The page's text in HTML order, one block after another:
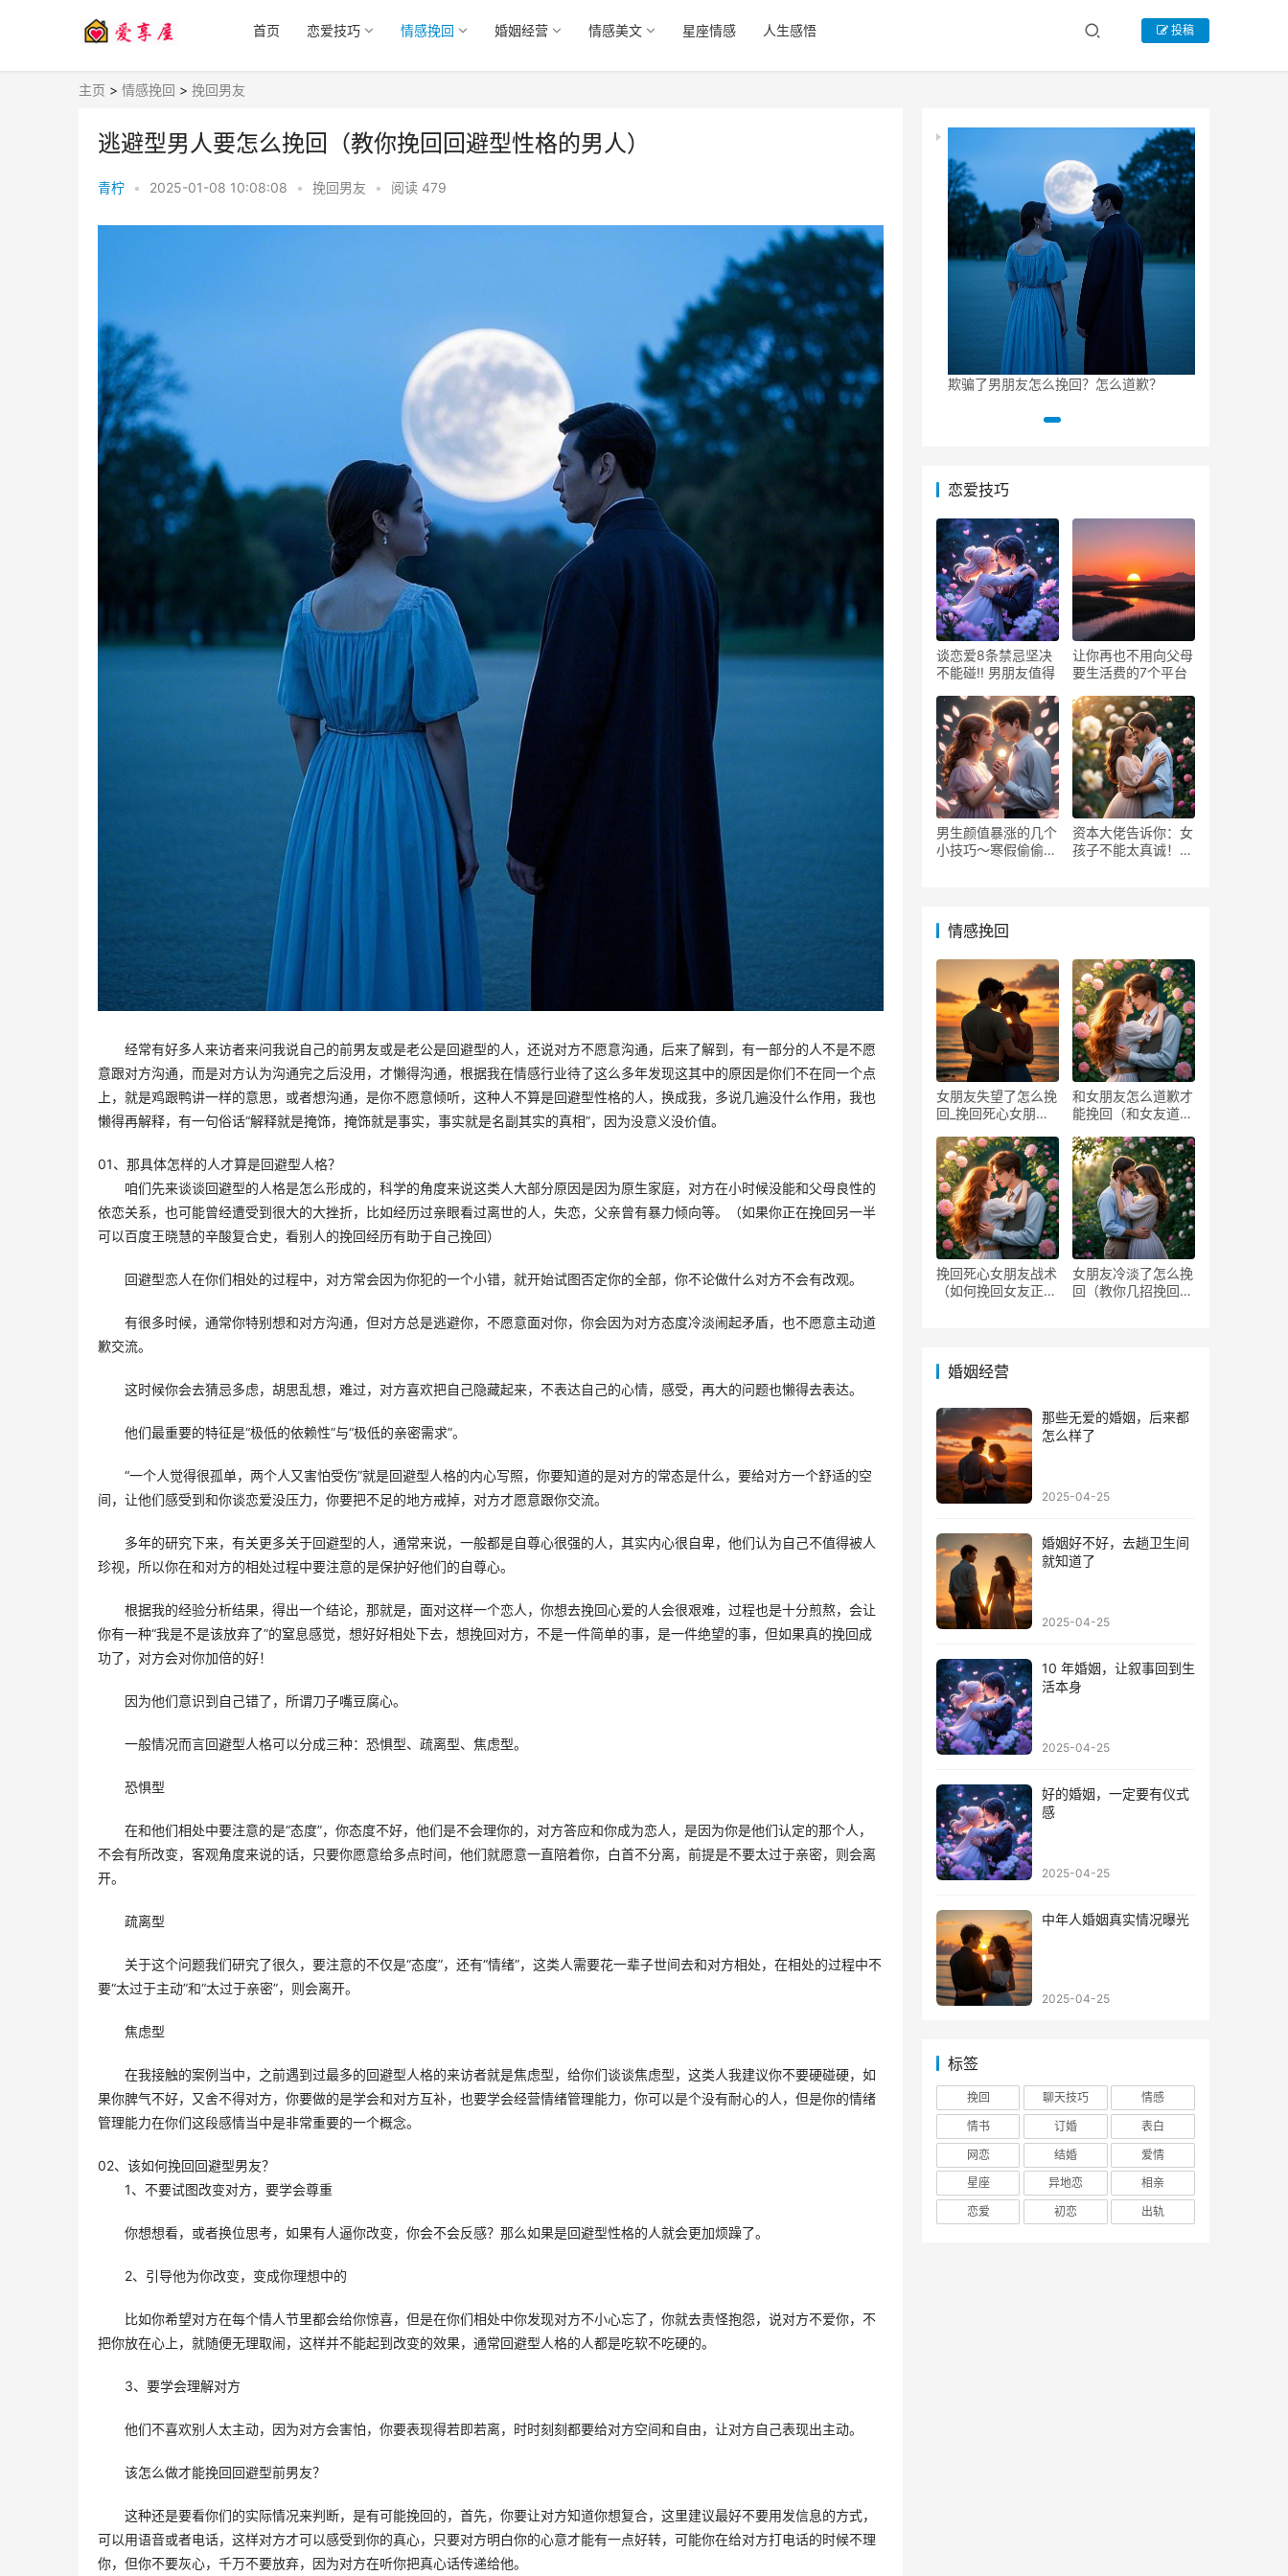
首页 恋爱技巧 情感挽回 婚姻经营 情感美文 星座情感 人生感悟 投稿
主页 > 情感挽回 > 挽回男友
逃避型男人要怎么挽回（教你挽回回避型性格的男人）
青柠 • 2025-01-08 10:08:08 • 挽回男友 • 阅读 479
经常有好多人来访者来问我说自己的前男友或是老公是回避型的人，还说对方不愿意沟通，后来了解到，有一部分的人不是不愿
意跟对方沟通，而是对方认为沟通完之后没用，才懒得沟通，根据我在情感行业待了这么多年发现这其中的原因是你们不在同一个点
上，就是鸡跟鸭讲一样的意思，或者想沟通，是你不愿意倾听，这种人不算是回避型性格的人，换成我，多说几遍没什么作用，我也
懒得再解释，有一句俗话“解释就是掩饰，掩饰就是事实，事实就是名副其实的真相”，因为没意义没价值。
01、那具体怎样的人才算是回避型人格？
咱们先来谈谈回避型的人格是怎么形成的，科学的角度来说这类人大部分原因是因为原生家庭，对方在小时候没能和父母良性的
依恋关系，也可能曾经遭受到很大的大挫折，比如经历过亲眼看过离世的人，失恋，父亲曾有暴力倾向等。（如果你正在挽回另一半
可以百度王晓慧的辛酸复合史，看别人的挽回经历有助于自己挽回）
回避型恋人在你们相处的过程中，对方常会因为你犯的一个小错，就开始试图否定你的全部，你不论做什么对方不会有改观。
有很多时候，通常你特别想和对方沟通，但对方总是逃避你，不愿意面对你，你会因为对方态度冷淡闹起矛盾，也不愿意主动道
歉交流。
这时候你会去猜忌多虑，胡思乱想，难过，对方喜欢把自己隐藏起来，不表达自己的心情，感受，再大的问题也懒得去表达。
他们最重要的特征是“极低的依赖性”与“极低的亲密需求”。
“一个人觉得很孤单，两个人又害怕受伤”就是回避型人格的内心写照，你要知道的是对方的常态是什么，要给对方一个舒适的空
间，让他们感受到和你谈恋爱没压力，你要把不足的地方戒掉，对方才愿意跟你交流。
多年的研究下来，有关更多关于回避型的人，通常来说，一般都是自尊心很强的人，其实内心很自卑，他们认为自己不值得被人
珍视，所以你在和对方的相处过程中要注意的是保护好他们的自尊心。
根据我的经验分析结果，得出一个结论，那就是，面对这样一个恋人，你想去挽回心爱的人会很艰难，过程也是十分煎熬，会让
你有一种“我是不是该放弃了”的窒息感觉，想好好相处下去，想挽回对方，不是一件简单的事，是一件绝望的事，但如果真的挽回成
功了，对方会对你加倍的好！
因为他们意识到自己错了，所谓刀子嘴豆腐心。
一般情况而言回避型人格可以分成三种：恐惧型、疏离型、焦虑型。
恐惧型
在和他们相处中要注意的是“态度”，你态度不好，他们是不会理你的，对方答应和你成为恋人，是因为你是他们认定的那个人，
不会有所改变，客观角度来说的话，只要你愿意给多点时间，他们就愿意一直陪着你，白首不分离，前提是不要太过于亲密，则会离
开。
疏离型
关于这个问题我们研究了很久，要注意的不仅是“态度”，还有“情绪”，这类人需要花一辈子世间去和对方相处，在相处的过程中不
要“太过于主动”和“太过于亲密”，则会离开。
焦虑型
在我接触的案例当中，之前遇到过最多的回避型人格的来访者就是焦虑型，给你们谈谈焦虑型，这类人我建议你不要硬碰硬，如
果你脾气不好，又舍不得对方，你要做的是学会和对方互补，也要学会经营情绪管理能力，你可以是个没有耐心的人，但是你的情绪
管理能力在你们这段感情当中是非常重要的一个概念。
02、该如何挽回回避型男友？
1、不要试图改变对方，要学会尊重
你想想看，或者换位思考，如果有人逼你改变，你会不会反感？那么如果是回避型性格的人就会更加烦躁了。
2、引导他为你改变，变成你理想中的
比如你希望对方在每个情人节里都会给你惊喜，但是在你们相处中你发现对方不小心忘了，你就去责怪抱怨，说对方不爱你，不
把你放在心上，就随便无理取闹，这样并不能起到改变的效果，通常回避型人格的人都是吃软不吃硬的。
3、要学会理解对方
他们不喜欢别人太主动，因为对方会害怕，你要表现得若即若离，时时刻刻都要给对方空间和自由，让对方自己表现出主动。
该怎么做才能挽回回避型前男友？
这种还是要看你们的实际情况来判断，是有可能挽回的，首先，你要让对方知道你想复合，这里建议最好不要用发信息的方式，
可以用语音或者电话，这样对方才可以感受到你的真心，只要对方明白你的心意才能有一点好转，可能你在给对方打电话的时候不理
你，但你不要灰心，千万不要放弃，因为对方在听你把真心话传递给他。
逃避型男人要怎么挽回（教你挽回回避型
性格
挽回男朋友的20个方法（挽回男朋友的最
全
欺骗了男朋友怎么挽回？怎么道歉？
恋爱技巧
谈恋爱8条禁忌坚决
不能碰‼️ 男朋友值得
让你再也不用向父母
要生活费的7个平台
男生颜值暴涨的几个
小技巧～寒假偷偷逆
资本大佬告诉你：女
孩子不能太真诚！大
情感挽回
女朋友失望了怎么挽
回_挽回死心女朋友
和女朋友怎么道歉才
能挽回（和女友道歉
挽回死心女朋友战术
（如何挽回女友正确
女朋友冷淡了怎么挽
回（教你几招挽回她
婚姻经营
那些无爱的婚姻，后来都
怎么样了
2025-04-25
婚姻好不好，去趟卫生间
就知道了
2025-04-25
10 年婚姻，让叙事回到生
活本身
2025-04-25
好的婚姻，一定要有仪式
感
2025-04-25
中年人婚姻真实情况曝光
2025-04-25
标签
挽回 聊天技巧
情感
情书
订婚
表白
网恋
结婚
爱情
星座
异地恋
相亲
恋爱
初恋 出轨